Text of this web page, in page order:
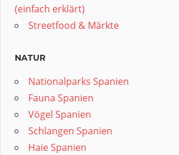
(einfach erklärt)
Streetfood & Märkte
NATUR
Nationalparks Spanien
Fauna Spanien
Vögel Spanien
Schlangen Spanien
Haie Spanien